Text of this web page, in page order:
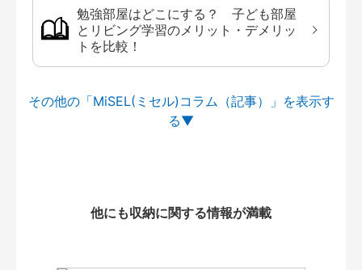
勉強部屋はどこにする？ 子ども部屋
とリビング学習のメリット・デメリッ
トを比較！
その他の「MiSEL(ミセル)コラム（記事）」を
他にも収納に関する情報が満載